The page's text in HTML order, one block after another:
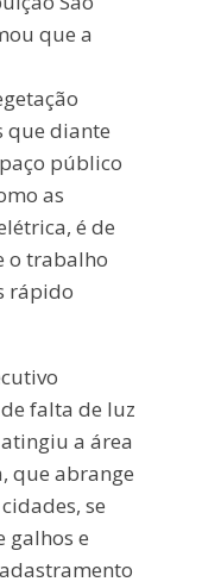
que a
que diante
público
as
é de
o trabalho
rápido
falta de luz
a área
que abrange
se
galhos e